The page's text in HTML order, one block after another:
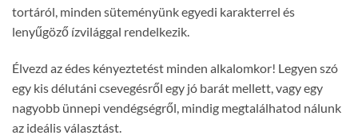
tortáról, minden süteményünk egyedi karakterrel és
lenyűgöző ízvilággal rendelkezik.
Élvezd az édes kényeztetést minden alkalomkor! Legyen szó
egy kis délutáni csevegésről egy jó barát mellett, vagy egy
nagyobb ünnepi vendégségről, mindig megtalálhatod nálunk
az ideális választást.